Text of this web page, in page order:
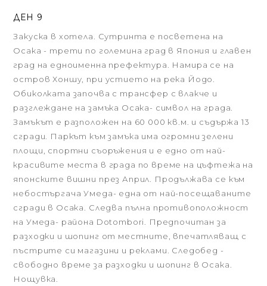
ДЕН 9
Закуска в хотела. Сутринта е посветена на
Осака - трети по големина град в Япония и главен
град на едноименна префектура. Намира се на
остров Хоншу, при устието на река Йодо.
Обиколката започва с трансфер с влакче и
разглеждане на замъка Осака- символ на града.
Замъкът е разположен на 60 000 кв.м. и съдържа 13
сгради. Паркът към замъка има огромни зелени
площи, спортни съоръжения и е едно от най-
красивите места в града по време на цъфтежа на
японските вишни през Април. Продължава се към
небостъргача Умеда- една от най-посещаваните
сгради в Осака. Следва пълна противоположност
на Умеда- района Dotombori. Предпочитан за
разходки и шопинг от местните, впечатляващ с
пъстрите си магазини и реклами. Следобед -
свободно време за разходки и шопинг в Осака.
Нощувка.